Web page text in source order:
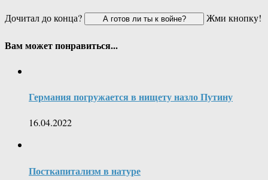
Дочитал до конца?
Жми кнопку!
Вам может понравиться...
Германия погружается в нищету назло Путину
16.04.2022
Посткапитализм в натуре